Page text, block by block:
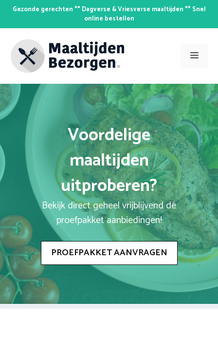
Skip
content
Gezonde gerechten ** Dagverse & Vriesverse maaltijden ** Snel
online bestellen
Menu
Voordelige
maaltijden
uitproberen?
Bekijk direct geheel vrijblijvend de
proefpakket aanbiedingen!
PROEFPAKKET AANVRAGEN